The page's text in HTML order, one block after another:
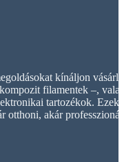
kínáljon
filamentek –,
tartozékok.
otthoni, akár